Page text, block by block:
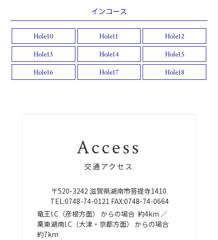
インコース
Hole10 Hole11
Hole12
Hole13
Hole14
Hole15
Hole16
Hole17 Hole18
Access
交通アクセス
〒520-3242 滋賀県湖南市菩提寺1410
TEL:0748-74-0121 FAX:0748-74-0664
竜王I.C（彦根方面） からの場合 約4km ／
栗東湖南I.C（大津・京都方面）
からの場合
約7km